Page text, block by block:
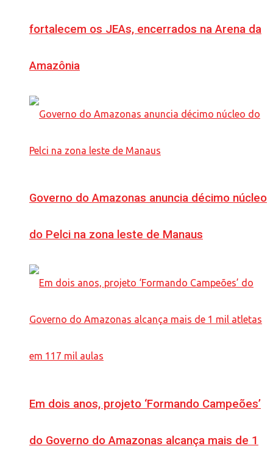
fortalecem os JEAs, encerrados na Arena da
Amazônia
Governo do Amazonas anuncia décimo núcleo
do Pelci na zona leste de Manaus
Em dois anos, projeto ‘Formando Campeões’
do Governo do Amazonas alcança mais de 1